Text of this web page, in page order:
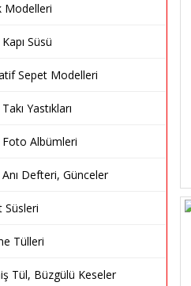
Modelleri
Süsü
Sepet Modelleri
Yastıkları
Foto Albümleri
Defteri, Günceler
Süsleri
Tülleri
Tül, Büzgülü Keseler